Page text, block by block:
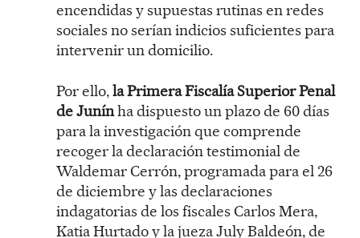
encendidas y supuestas rutinas en redes
sociales no serían indicios suficientes para
intervenir un domicilio.
Por ello,laPrimera Fiscalía Superior Penal
de Junínha dispuesto un plazo de 60 días
para la investigación que comprende
recoger la declaración testimonial de
Waldemar Cerrón, programada para el 26
de diciembre y las declaraciones
indagatorias de los fiscales Carlos Mera,
Katia Hurtado y la jueza July Baldeón, de